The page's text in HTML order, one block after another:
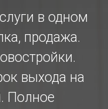
в одном
продажа.
выхода на
Полное